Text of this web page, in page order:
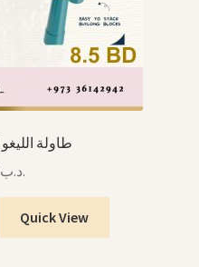
LEGO TABLE طاولة الليغو
.د.ب
Quick View